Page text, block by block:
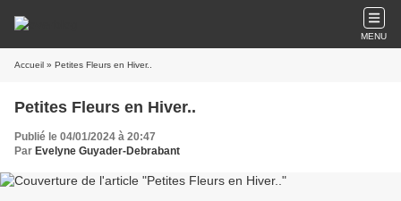
MENU
Accueil » Petites Fleurs en Hiver..
Petites Fleurs en Hiver..
Publié le 04/01/2024 à 20:47
Par Evelyne Guyader-Debrabant